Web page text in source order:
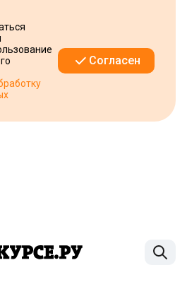
Согласен